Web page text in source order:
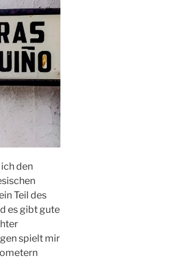
den
Teil des
es gibt gute
spielt mir